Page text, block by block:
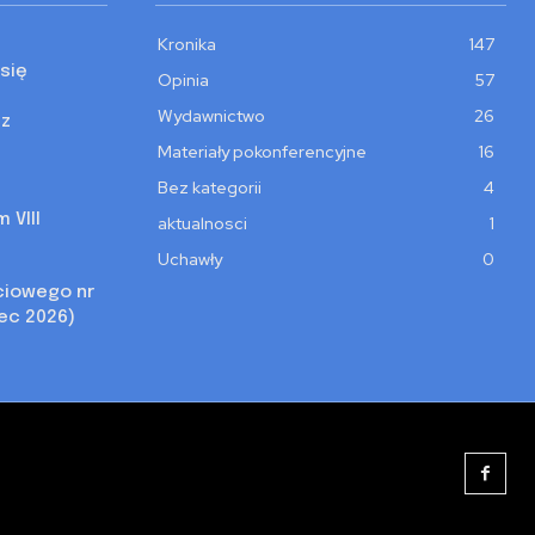
VIII
nr
2026)
Kronika
147
Opinia
57
Wydawnictwo
26
Materiały pokonferencyjne
16
Bez kategorii
4
aktualnosci
1
Uchawły
0